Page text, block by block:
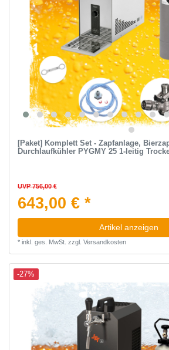
[Paket] Komplett Set - Zapfanlage,
Durchlaufkühler PYGMY 25 1-leitig
UVP 756,00 €
643,00 € *
Artikel anzeigen
* inkl. ges. MwSt. zzgl. Versandkosten
-27%